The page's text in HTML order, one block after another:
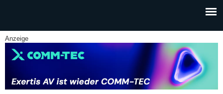
Anzeige